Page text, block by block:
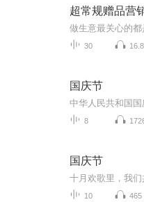
超常规赠品营
30
国庆节
8
国庆节
10 465